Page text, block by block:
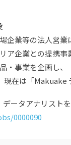
企業等の法人営
ア企業との提携
・事業を企画し
在は「Makuake
ータアナリストを
0000090